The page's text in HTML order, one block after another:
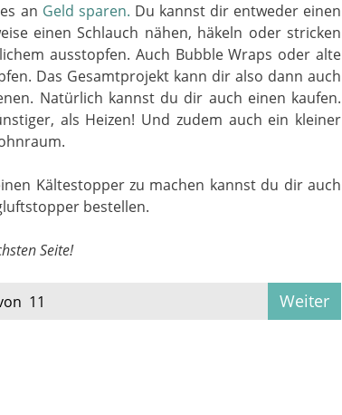
an Geld sparen. Du kannst dir entweder einen
einen Schlauch nähen, häkeln oder stricken
ausstopfen. Auch Bubble Wraps oder alte
Das Gesamtprojekt kann dir also dann auch
Natürlich kannst du dir auch einen kaufen.
als Heizen! Und zudem auch ein kleiner
Kältestopper zu machen kannst du dir auch
bestellen.
Seite!
11 Weiter